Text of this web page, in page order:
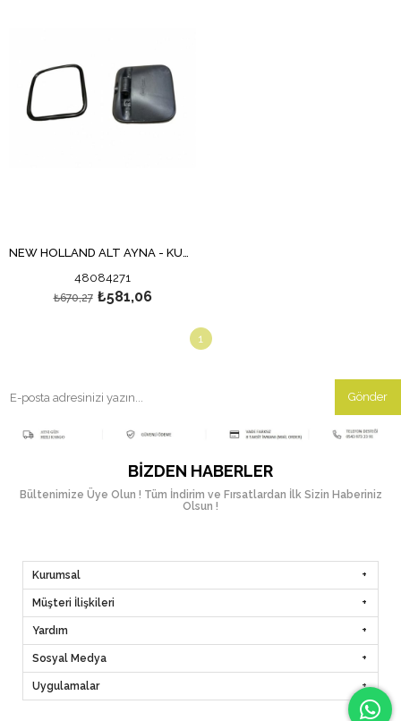
NEW HOLLAND ALT AYNA - KÜÇÜK AYNA - TMR AYNA
48084271
₺581,06
₺670,27
1
Gönder
BIZDEN HABERLER
Bültenimize Üye Olun ! Tüm İndirim ve Fırsatlardan İlk Sizin Haberiniz
Olsun !
Kurumsal
Müşteri İlişkileri
Yardım
Sosyal Medya
Uygulamalar